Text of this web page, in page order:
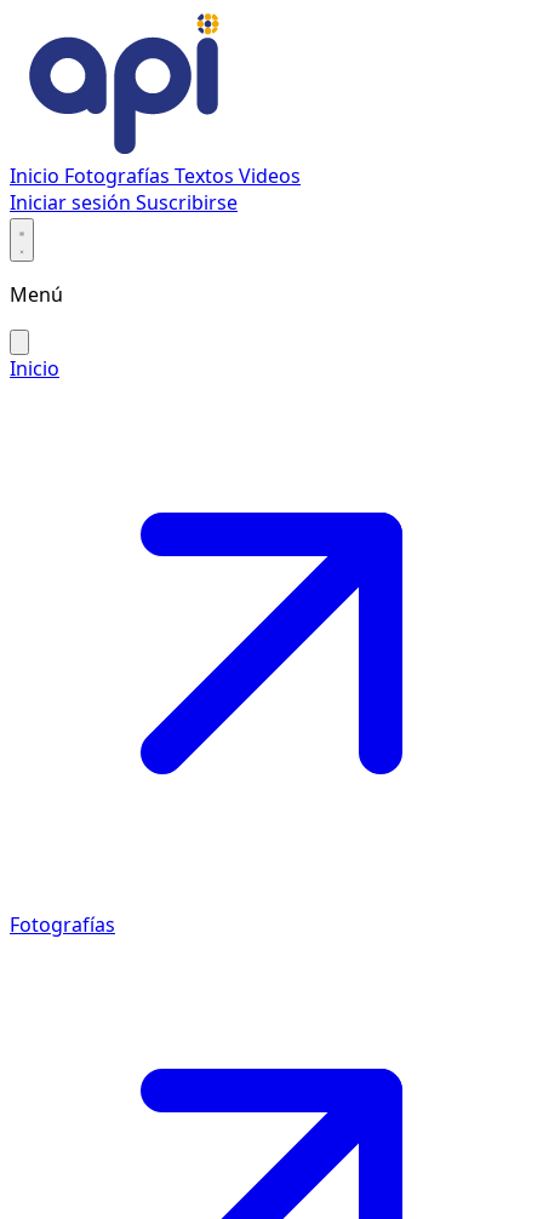
Inicio Fotografías Textos Videos
Iniciar sesión Suscribirse
Menú
Inicio
Fotografías